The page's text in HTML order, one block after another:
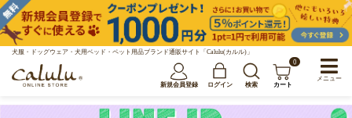
犬服・ドッグウェア・犬用ベッド・ペット用品ブランド通販サイト「Calulu(カルル)」
新規会員登録 ログイン 検索
0
カート
メニュー